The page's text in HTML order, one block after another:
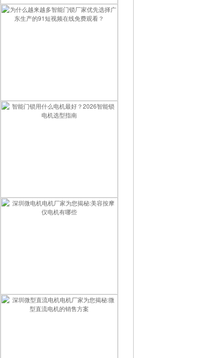
优质的91短视频在线免费观看厂家有哪些？
为什么越来越多智能门锁厂家优先选择广东生产的91短视频在线免费观看？
智能门锁用什么电机最好？2026智能锁电机选型指南
深圳微电机电机厂家为您揭秘:美容按摩仪电机有哪些